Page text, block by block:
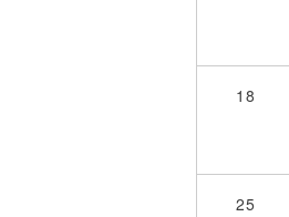
18
25